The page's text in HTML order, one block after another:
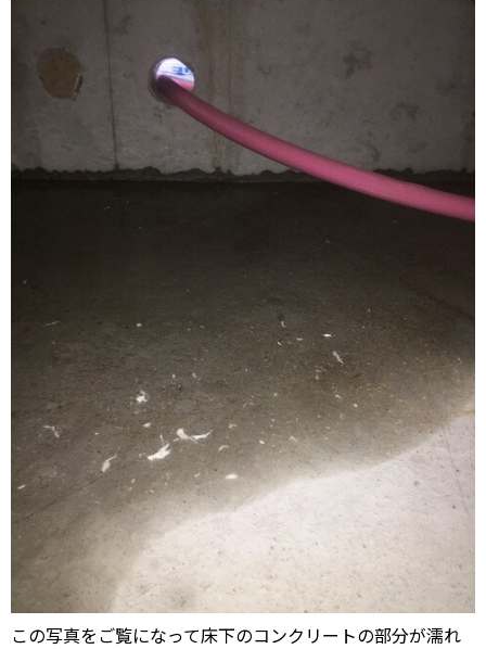
この写真をご覧になって床下のコンクリートの部分が濡れ